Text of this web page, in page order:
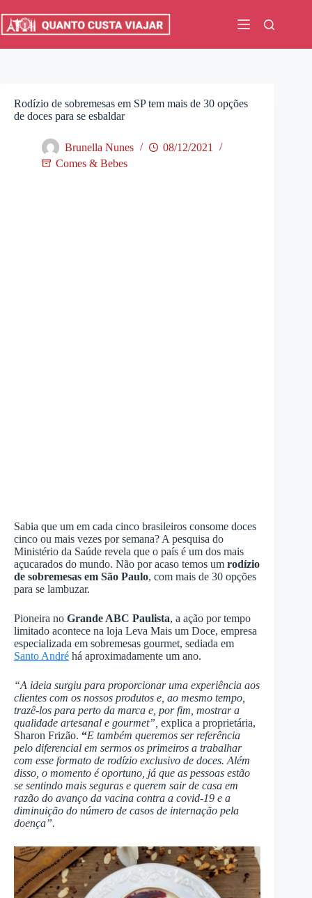
para
Rodízio de sobremesas em SP tem mais de 30 opções
de doces para se esbaldar
Brunella Nunes
08/12/2021
Comes & Bebes
Sabia que um em cada cinco brasileiros consome doces
cinco ou mais vezes por semana? A pesquisa do
Ministério da Saúde revela que o país é um dos mais
açucarados do mundo. Não por acaso temos um rodízio
de sobremesas em São Paulo, com mais de 30 opções
para se lambuzar.
Pioneira no Grande ABC Paulista, a ação por tempo
limitado acontece na loja Leva Mais um Doce, empresa
especializada em sobremesas gourmet, sediada em
Santo André há aproximadamente um ano.
“A ideia surgiu para proporcionar uma experiência aos
clientes com os nossos produtos e, ao mesmo tempo,
trazê-los para perto da marca e, por fim, mostrar a
qualidade artesanal e gourmet”, explica a proprietária,
Sharon Frizão. “E também queremos ser referência
pelo diferencial em sermos os primeiros a trabalhar
com esse formato de rodízio exclusivo de doces. Além
disso, o momento é oportuno, já que as pessoas estão
se sentindo mais seguras e querem sair de casa em
razão do avanço da vacina contra a covid-19 e a
diminuição do número de casos de internação pela
doença”.